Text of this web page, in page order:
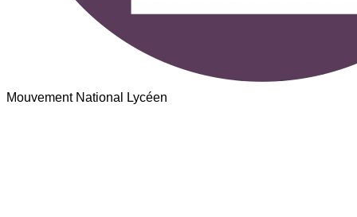
Mouvement National Lycéen